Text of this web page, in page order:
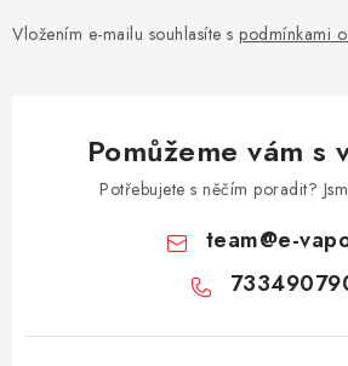
Vložením e-mailu souhlasíte s podmínkami
Pomůžeme vám s
Potřebujete s něčím poradit?
team@e-